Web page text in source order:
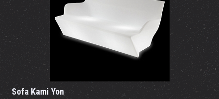
Sofa Kami Yon